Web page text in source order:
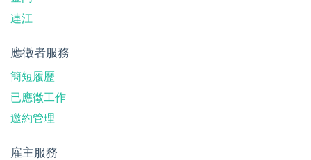
連江
應徵者服務
簡短履歷
已應徵工作
邀約管理
雇主服務